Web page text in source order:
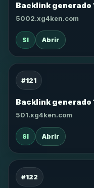
Backlink generado
5002.xg4ken.com
SI Abrir
#121
Backlink generado
501.xg4ken.com
SI Abrir
#122